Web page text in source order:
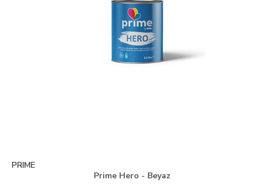
PRIME
Prime Hero - Beyaz